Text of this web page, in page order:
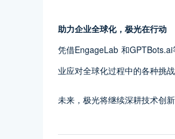
助力企业全球化，极光在行动
凭借EngageLab 和
业应对全球化过程中的各种挑
未来，极光将继续深耕技术创